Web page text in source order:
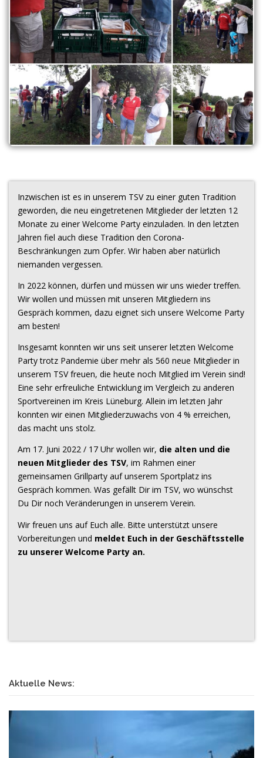
Inzwischen ist es in unserem TSV zu einer guten Tradition
geworden, die neu eingetretenen Mitglieder der letzten 12
Monate zu einer Welcome Party einzuladen. In den letzten
Jahren fiel auch diese Tradition den Corona-
Beschränkungen zum Opfer. Wir haben aber natürlich
niemanden vergessen.
In 2022 können, dürfen und müssen wir uns wieder treffen.
Wir wollen und müssen mit unseren Mitgliedern ins
Gespräch kommen, dazu eignet sich unsere Welcome Party
am besten!
Insgesamt konnten wir uns seit unserer letzten Welcome
Party trotz Pandemie über mehr als 560 neue Mitglieder in
unserem TSV freuen, die heute noch Mitglied im Verein sind!
Eine sehr erfreuliche Entwicklung im Vergleich zu anderen
Sportvereinen im Kreis Lüneburg. Allein im letzten Jahr
konnten wir einen Mitgliederzuwachs von 4 % erreichen,
das macht uns stolz.
Am 17. Juni 2022 / 17 Uhr wollen wir, die alten und die
neuen Mitglieder des TSV, im Rahmen einer
gemeinsamen Grillparty auf unserem Sportplatz ins
Gespräch kommen. Was gefällt Dir im TSV, wo wünschst
Du Dir noch Veränderungen in unserem Verein.
Wir freuen uns auf Euch alle. Bitte unterstützt unsere
Vorbereitungen und meldet Euch in der Geschäftsstelle
zu unserer Welcome Party an.
Aktuelle News: